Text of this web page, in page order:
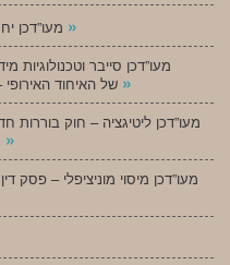
»
מעו”דכן סייבר וטכנולוגיות
»
מעו”דכן ליטיגציה – חוק בוררות
»
מעו”דכן מיסוי מוניציפלי – פסק